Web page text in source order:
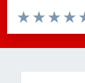
Domanda
Valuta da 1 a 5
Valuta 3
Valuta 2
Valuta 1 stelle